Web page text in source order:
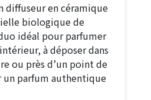
diffuseur en céramique
biologique de
idéal pour parfumer
à déposer dans
ou près d’un point de
un parfum authentique